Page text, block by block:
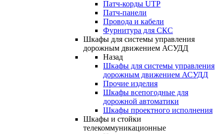
Патч-корды UTP
Патч-панели
Провода и кабели
Фурнитура для СКС
Шкафы для системы управления
дорожным движением АСУДД
Назад
Шкафы для системы управления
дорожным движением АСУДД
Прочие изделия
Шкафы всепогодные для
дорожной автоматики
Шкафы проектного исполнения
Шкафы и стойки
телекоммуникационные